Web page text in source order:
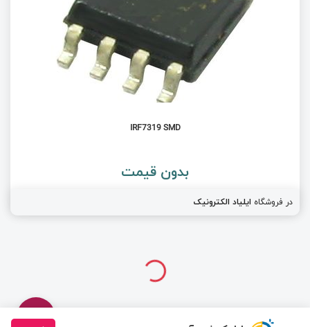
IRF7319 SMD
بدون قیمت
در فروشگاه ایلیاد الکترونیک